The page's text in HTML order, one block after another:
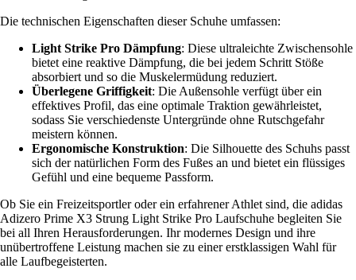
Die technischen Eigenschaften dieser Schuhe umfassen:
Light Strike Pro Dämpfung: Diese ultraleichte Zwischensohle
bietet eine reaktive Dämpfung, die bei jedem Schritt Stöße
absorbiert und so die Muskelermüdung reduziert.
Überlegene Griffigkeit: Die Außensohle verfügt über ein
effektives Profil, das eine optimale Traktion gewährleistet,
sodass Sie verschiedenste Untergründe ohne Rutschgefahr
meistern können.
Ergonomische Konstruktion: Die Silhouette des Schuhs passt
sich der natürlichen Form des Fußes an und bietet ein flüssiges
Gefühl und eine bequeme Passform.
Ob Sie ein Freizeitsportler oder ein erfahrener Athlet sind, die adidas
Adizero Prime X3 Strung Light Strike Pro Laufschuhe begleiten Sie
bei all Ihren Herausforderungen. Ihr modernes Design und ihre
unübertroffene Leistung machen sie zu einer erstklassigen Wahl für
alle Laufbegeisterten.